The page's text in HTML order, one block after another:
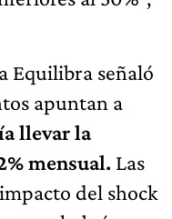
Equilibra señaló
apuntan a
llevar la
mensual. Las
del shock